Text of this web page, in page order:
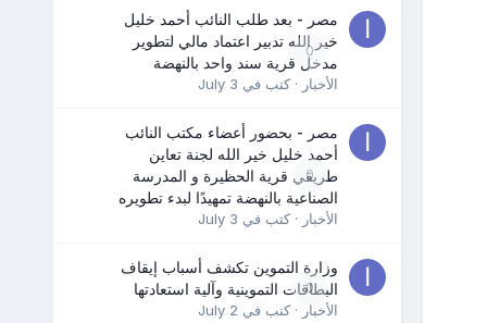
0
مصر - بعد طلب النائب أحمد خليل
خير الله تدبير اعتماد مالي لتطوير
مدخل قرية سند واحد بالنهضة
الأخبار · كتب في July 3
0
مصر - بحضور أعضاء مكتب النائب
أحمد خليل خير الله لجنة تعاين
طريقي قرية الحظيرة و المدرسة
الصناعية بالنهضة تمهيدًا لبدء تطويره
الأخبار · كتب في July 3
0
وزارة التموين تكشف أسباب إيقاف
البطاقات التموينية وآلية استعادتها
الأخبار · كتب في July 2